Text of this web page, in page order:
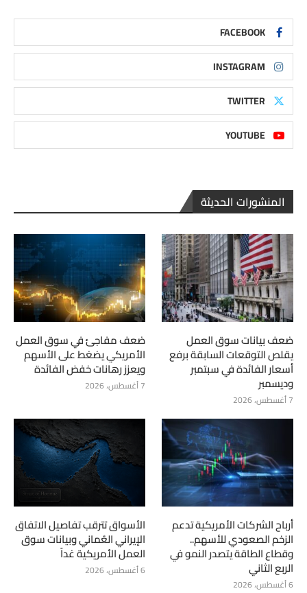
FACEBOOK
INSTAGRAM
TWITTER
YOUTUBE
المنشورات الحديثة
ضعف بيانات سوق العمل
يقلص التوقعات السابقة برفع
أسعار الفائدة في سبتمبر
وديسمبر
7 أغسطس، 2026
ضعف مفاجئ في سوق العمل
الأمريكي يضغط على الأسهم
ويعزز رهانات خفض الفائدة
7 أغسطس، 2026
أرباح الشركات الأمريكية تدعم
الزخم الصعودي للأسهم..
وقطاع الطاقة يتصدر النمو في
الربع الثاني
6 أغسطس، 2026
الأسواق تترقب تفاصيل الاتفاق
الإيراني العُماني وبيانات سوق
العمل الأمريكية غداً
6 أغسطس، 2026